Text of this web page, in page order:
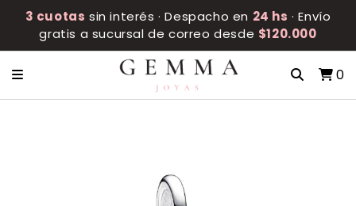
3 cuotas sin interés · Despacho en 24 hs · Envío
gratis a sucursal de correo desde $120.000
0